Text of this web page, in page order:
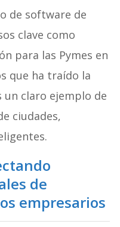
de software de
clave como
para las Pymes en
que ha traído la
un claro ejemplo de
ciudades,
de
empresarios